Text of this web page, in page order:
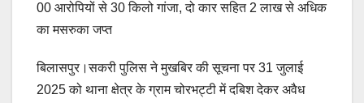
00 आरोपियों से 30 किलो गांजा, दो कार सहित 2 लाख से अधिक
का मसरुका जप्त
बिलासपुर।सकरी पुलिस ने मुखबिर की सूचना पर 31 जुलाई
2025 को थाना क्षेत्र के ग्राम चोरभट्टी में दबिश देकर अवैध